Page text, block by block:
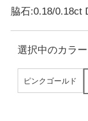
脇石:0.18/0.18ct
選択中のカラー
ピンクゴールド